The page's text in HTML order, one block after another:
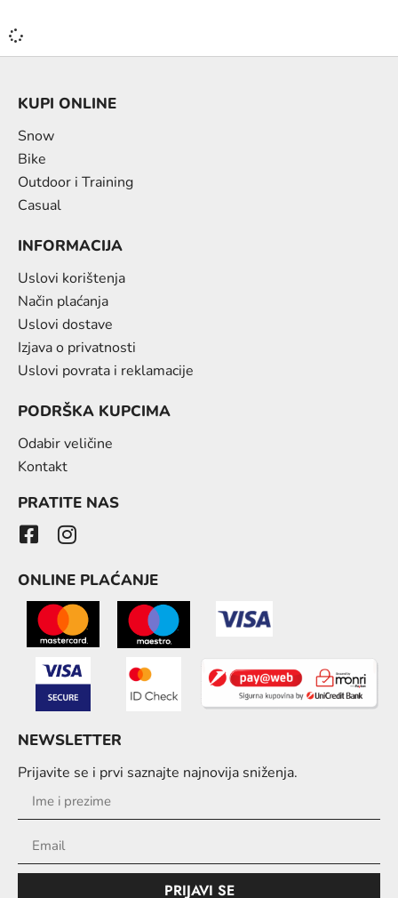
KUPI ONLINE
Snow
Bike
Outdoor i Training
Casual
INFORMACIJA
Uslovi korištenja
Način plaćanja
Uslovi dostave
Izjava o privatnosti
Uslovi povrata i reklamacije
PODRŠKA KUPCIMA
Odabir veličine
Kontakt
PRATITE NAS
ONLINE PLAĆANJE
NEWSLETTER
Prijavite se i prvi saznajte najnovija sniženja.
PRIJAVI SE